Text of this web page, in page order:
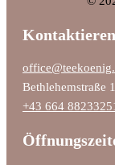
Bethlehemstraße
+43 664